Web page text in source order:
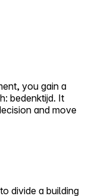
you gain a
bedenktijd. It
and move
divide a building